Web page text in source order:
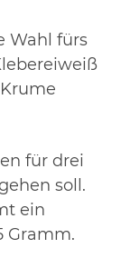
Wahl fürs
für drei
soll.
ein
Gramm.